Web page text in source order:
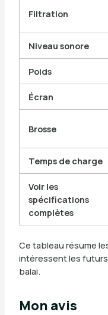
Filtration
Niveau sonore
Poids
Écran
Brosse
Temps de charge
Voir les
spécifications
complètes
Ce tableau résume
intéressent les
balai.
Mon avis